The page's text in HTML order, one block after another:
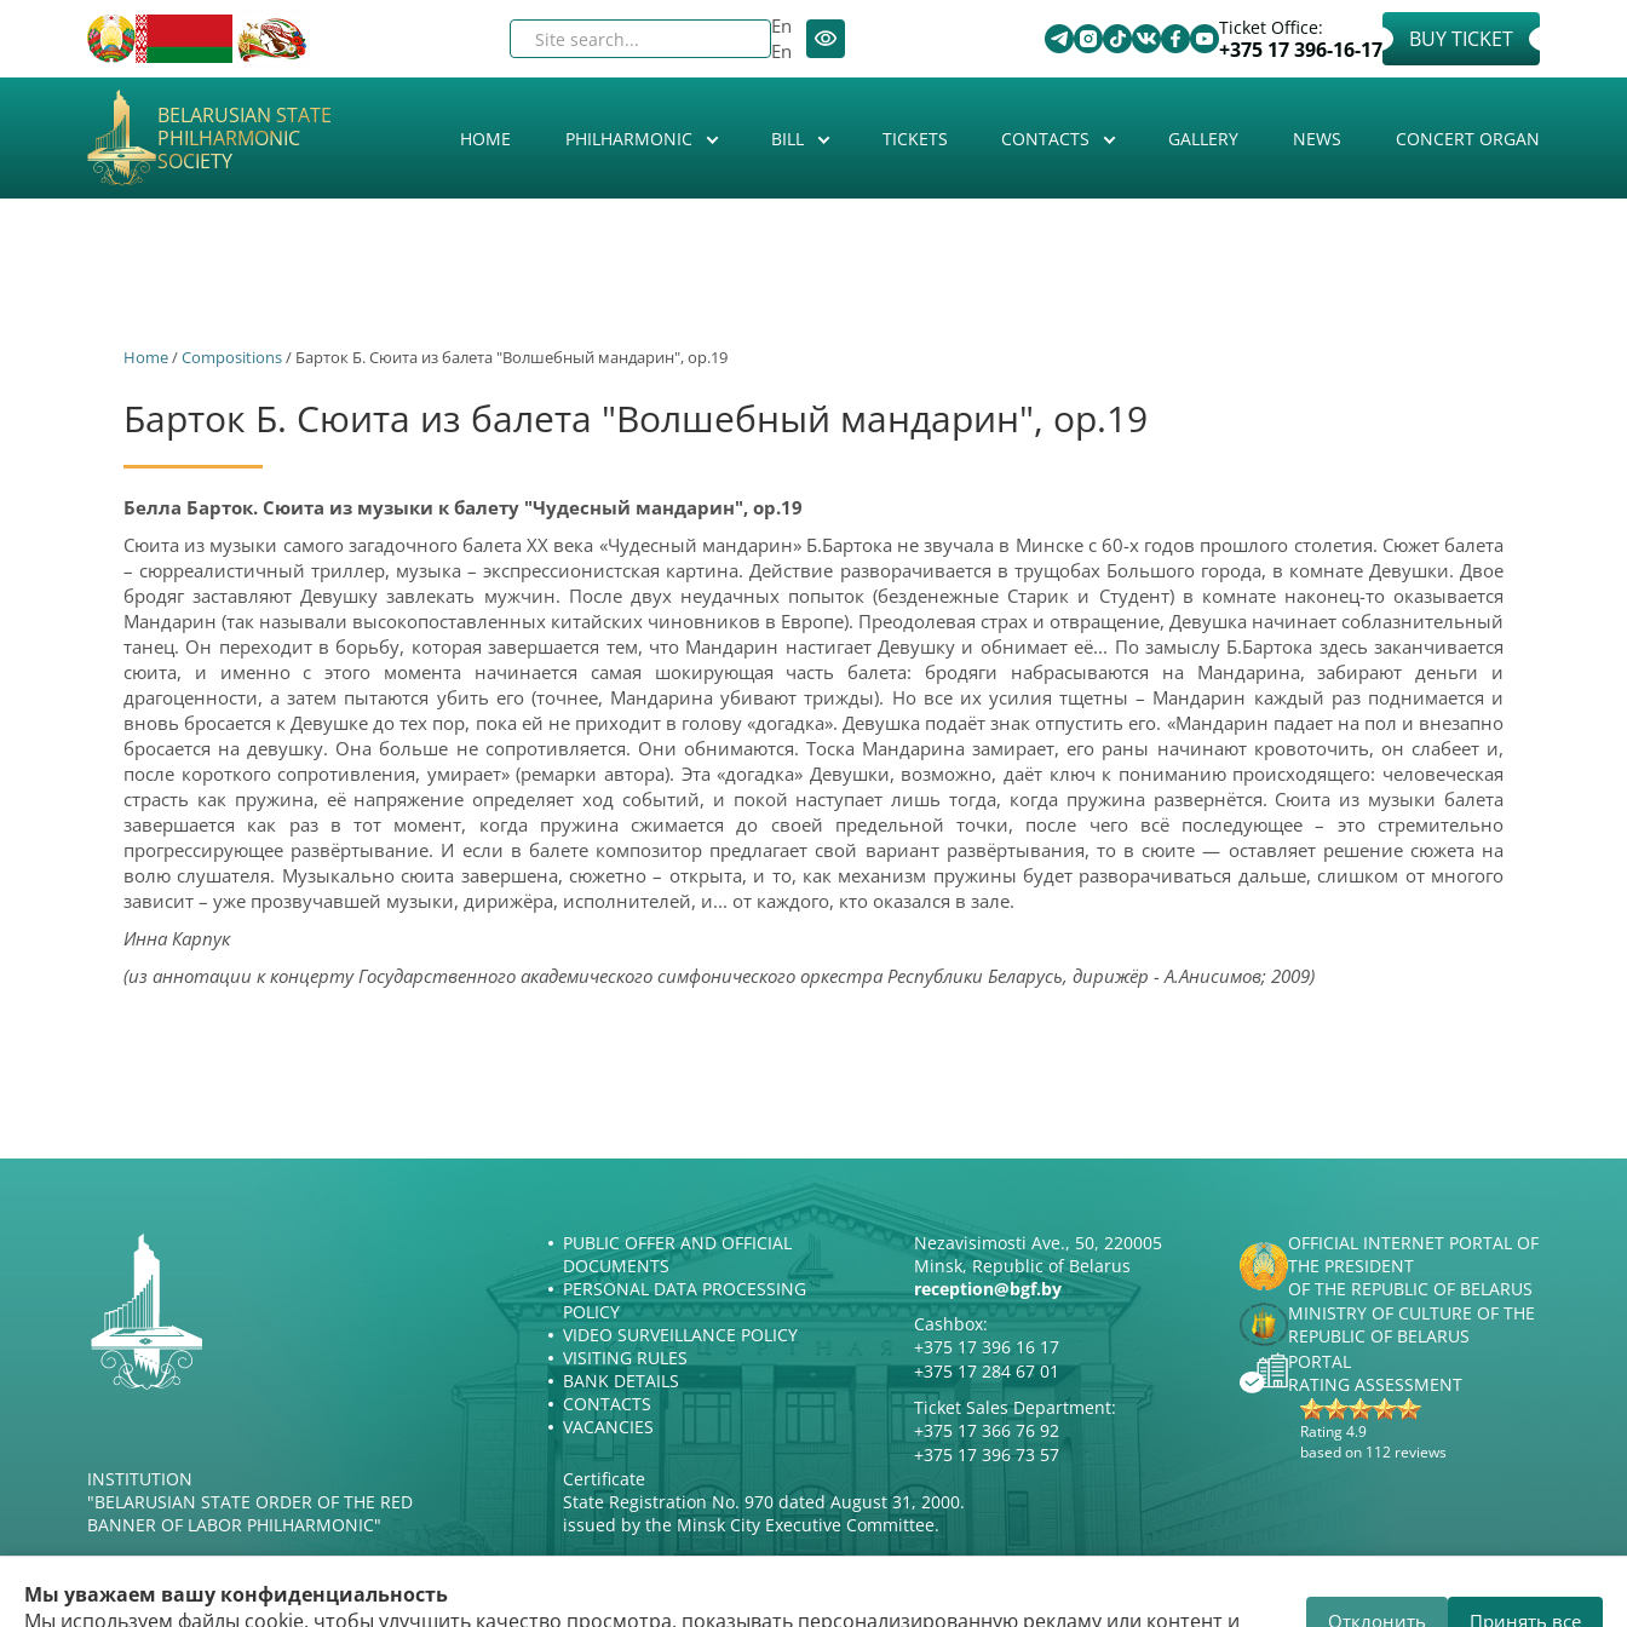
Ticket Office:
+375 17 396-16-17 BUY TICKET
En
En
BELARUSIAN STATE
PHILHARMONIC
SOCIETY
HOME PHILHARMONIC BILL TICKETS CONTACTS GALLERY NEWS CONCERT ORGAN
Home/Сompositions/ Барток Б. Сюита из балета "Волшебный мандарин", op.19
Барток Б. Сюита из балета "Волшебный мандарин", op.19
Белла Барток. Сюита из музыки к балету "Чудесный мандарин", ор.19
Сюита из музыки самого загадочного балета ХХ века «Чудесный мандарин» Б.Бартока не звучала в Минске с 60-х годов прошлого столетия. Сюжет балета
– сюрреалистичный триллер, музыка – экспрессионистская картина. Действие разворачивается в трущобах Большого города, в комнате Девушки. Двое
бродяг заставляют Девушку завлекать мужчин. После двух неудачных попыток (безденежные Старик и Студент) в комнате наконец-то оказывается
Мандарин (так называли высокопоставленных китайских чиновников в Европе). Преодолевая страх и отвращение, Девушка начинает соблазнительный
танец. Он переходит в борьбу, которая завершается тем, что Мандарин настигает Девушку и обнимает её... По замыслу Б.Бартока здесь заканчивается
сюита, и именно с этого момента начинается самая шокирующая часть балета: бродяги набрасываются на Мандарина, забирают деньги и
драгоценности, а затем пытаются убить его (точнее, Мандарина убивают трижды). Но все их усилия тщетны – Мандарин каждый раз поднимается и
вновь бросается к Девушке до тех пор, пока ей не приходит в голову «догадка». Девушка подаёт знак отпустить его. «Мандарин падает на пол и внезапно
бросается на девушку. Она больше не сопротивляется. Они обнимаются. Тоска Мандарина замирает, его раны начинают кровоточить, он слабеет и,
после короткого сопротивления, умирает» (ремарки автора). Эта «догадка» Девушки, возможно, даёт ключ к пониманию происходящего: человеческая
страсть как пружина, её напряжение определяет ход событий, и покой наступает лишь тогда, когда пружина развернётся. Сюита из музыки балета
завершается как раз в тот момент, когда пружина сжимается до своей предельной точки, после чего всё последующее – это стремительно
прогрессирующее развёртывание. И если в балете композитор предлагает свой вариант развёртывания, то в сюите — оставляет решение сюжета на
волю слушателя. Музыкально сюита завершена, сюжетно – открыта, и то, как механизм пружины будет разворачиваться дальше, слишком от многого
зависит – уже прозвучавшей музыки, дирижёра, исполнителей, и... от каждого, кто оказался в зале.
Инна Карпук
(из аннотации к концерту Государственного академического симфонического оркестра Республики Беларусь, дирижёр - А.Анисимов; 2009)
INSTITUTION
"BELARUSIAN STATE ORDER OF THE RED
BANNER OF LABOR PHILHARMONIC"
PUBLIC OFFER AND OFFICIAL
DOCUMENTS
PERSONAL DATA PROCESSING
POLICY
VIDEO SURVEILLANCE POLICY
VISITING RULES
BANK DETAILS
CONTACTS
VACANCIES
Nezavisimosti Ave., 50, 220005
Minsk, Republic of Belarus
reception@bgf.by
Cashbox:
+375 17 396 16 17
+375 17 284 67 01
Ticket Sales Department:
+375 17 366 76 92
+375 17 396 73 57
Certificate
State Registration No. 970 dated August 31, 2000.
issued by the Minsk City Executive Committee.
OFFICIAL INTERNET PORTAL OF
THE PRESIDENT
OF THE REPUBLIC OF BELARUS
MINISTRY OF CULTURE OF THE
REPUBLIC OF BELARUS
PORTAL
RATING ASSESSMENT
Rating 4.9
based on 112 reviews
Мы уважаем вашу конфиденциальность
Мы используем файлы cookie, чтобы улучшить качество просмотра, показывать персонализированную рекламу или контент и
Отклонить Принять все